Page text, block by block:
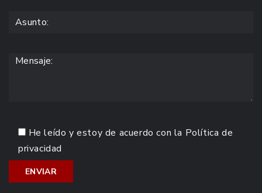
He leído y estoy de acuerdo con la Política de
privacidad